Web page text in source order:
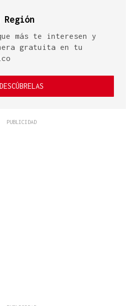
más te interesen y
gratuita en tu
DESCÚBRELAS